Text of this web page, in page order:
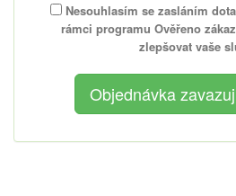
Nesouhlasím se zasláním
rámci programu Ověřeno
zlepšovat vaše